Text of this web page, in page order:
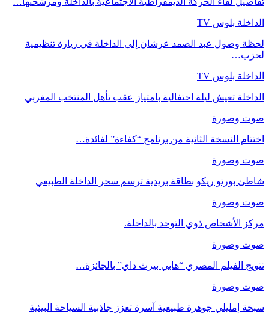
الداخلة بلوس TV
لحظة وصول عبد الصمد عرشان إلى الداخلة في زيارة تنظيمية
لحزب…
الداخلة بلوس TV
الداخلة تعيش ليلة احتفالية بامتياز عقب تأهل المنتخب المغربي
صوت وصورة
اختتام النسخة الثانية من برنامج “كفاءة” لفائدة…
صوت وصورة
شاطئ بورتو ريكو بطاقة بريدية ترسم سحر الداخلة الطبيعي
صوت وصورة
مركز الأشخاص ذوي التوحد بالداخلة.
صوت وصورة
تتويج الفيلم المصري “هابي بيرث داي” بالجائزة…
صوت وصورة
سبخة إمليلي جوهرة طبيعية آسرة تعزز جاذبية السياحة البيئية